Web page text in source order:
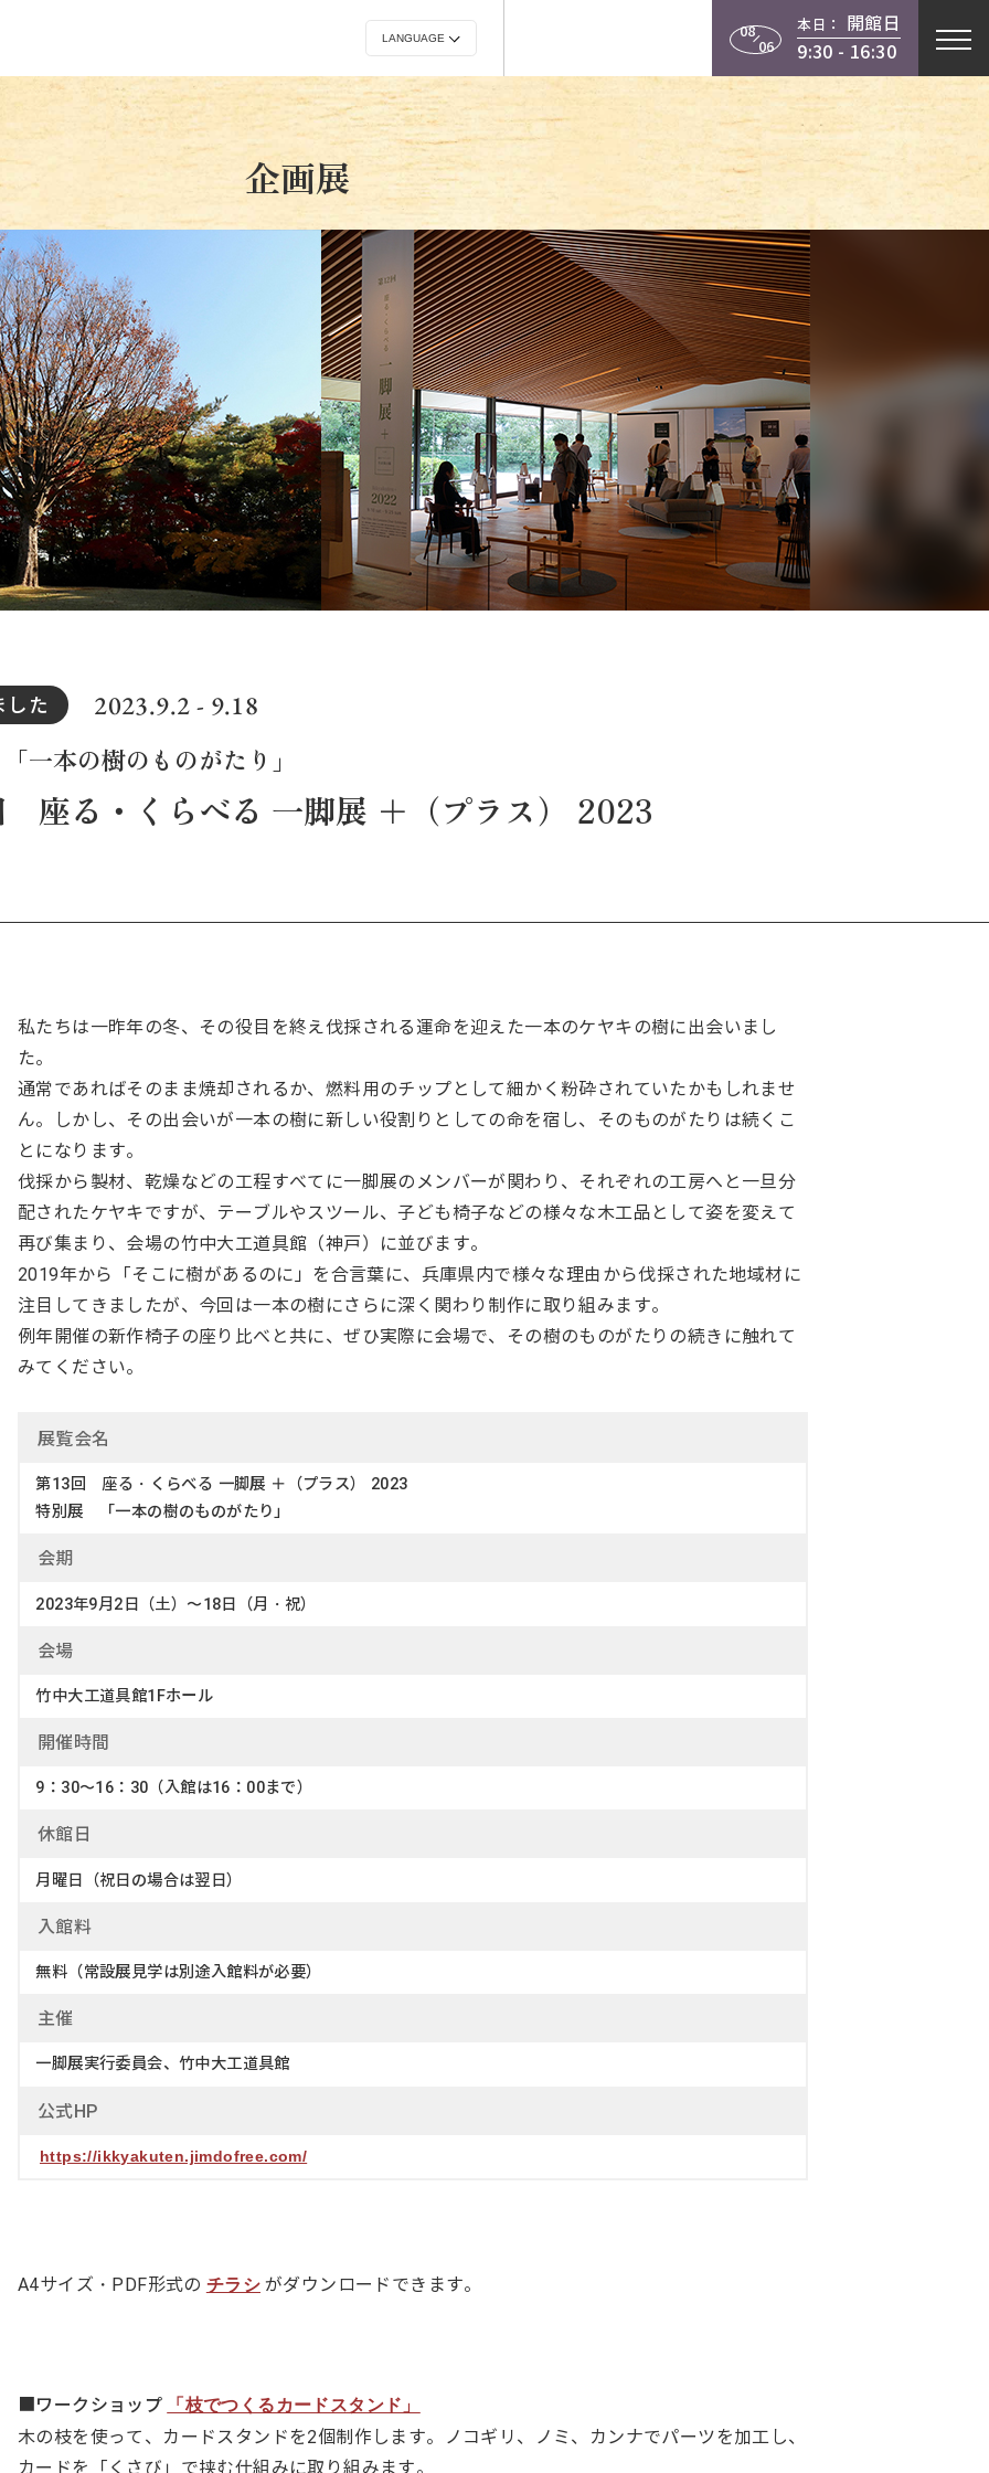
youtube
08
06
本日：
開館日
9:30 - 16:30
刊行物 当館について
企画展
した 2023.9.2 - 9.18
一本の樹のものがたり」
座る・くらべる 一脚展 ＋（プラス） 2023
私たちは一昨年の冬、その役目を終え伐採される運命を迎えた一本のケヤキの樹に出会いまし
た。
通常であればそのまま焼却されるか、燃料用のチップとして細かく粉砕されていたかもしれませ
ん。しかし、その出会いが一本の樹に新しい役割りとしての命を宿し、そのものがたりは続くこ
とになります。
伐採から製材、乾燥などの工程すべてに一脚展のメンバーが関わり、それぞれの工房へと一旦分
配されたケヤキですが、テーブルやスツール、子ども椅子などの様々な木工品として姿を変えて
再び集まり、会場の竹中大工道具館（神戸）に並びます。
2019年から「そこに樹があるのに」を合言葉に、兵庫県内で様々な理由から伐採された地域材に
注目してきましたが、今回は一本の樹にさらに深く関わり制作に取り組みます。
例年開催の新作椅子の座り比べと共に、ぜひ実際に会場で、その樹のものがたりの続きに触れて
みてください。
展覧会名
第13回 座る・くらべる 一脚展 ＋（プラス） 2023
特別展 「一本の樹のものがたり」
会期
2023年9月2日（土）〜18日（月・祝）
会場
竹中大工道具館1Fホール
開催時間
9：30〜16：30（入館は16：00まで）
休館日
月曜日（祝日の場合は翌日）
入館料
無料（常設展見学は別途入館料が必要）
主催
一脚展実行委員会、竹中大工道具館
公式HP
https://ikkyakuten.jimdofree.com/
A4サイズ・PDF形式の チラシ がダウンロードできます。
■ワークショップ 「枝でつくるカードスタンド」
木の枝を使って、カードスタンドを2個制作します。ノコギリ、ノミ、カンナでパーツを加工し、
カードを「くさび」で挟む仕組みに取り組みます。